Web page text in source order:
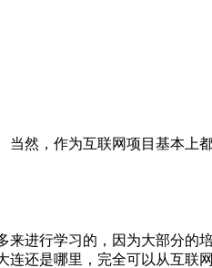
然，作为互联网项目基本上
进行学习的，因为大部分的
还是哪里，完全可以从互联